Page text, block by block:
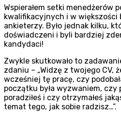
Wspierałem setki menedżerów
kwalifikacyjnych i w większości
ankieterzy. Było jednak kilku,
doświadczeni i byli bardziej
kandydaci!
Zwykle skutkowało to
zdaniu – „Widzę z twojego CV,
wcześniej tę pracę, czy
początku była wyzwaniem, czy
poradziłeś i czy otrzymałeś
temat tego, jak sobie radzisz…”.